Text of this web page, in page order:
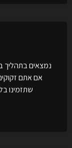
נמצאים בתהליך
אם אתם
שתזמינו